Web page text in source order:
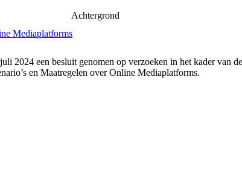
Achtergrond
Mediaplatforms
2024 een besluit genomen op verzoeken in het kader van
en Maatregelen over Online Mediaplatforms.